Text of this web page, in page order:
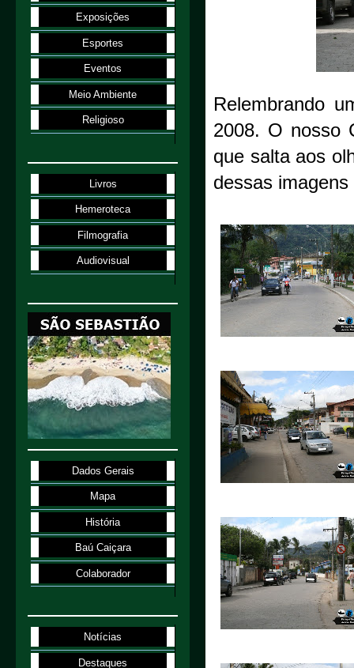
Relembrando
2008. O nosso
que salta aos
dessas
Exposições
Esportes
Eventos
Meio Ambiente
Religioso
Livros
Hemeroteca
Filmografia
Audiovisual
Dados Gerais
Mapa
História
Baú Caiçara
Colaborador
Notícias
Destaques